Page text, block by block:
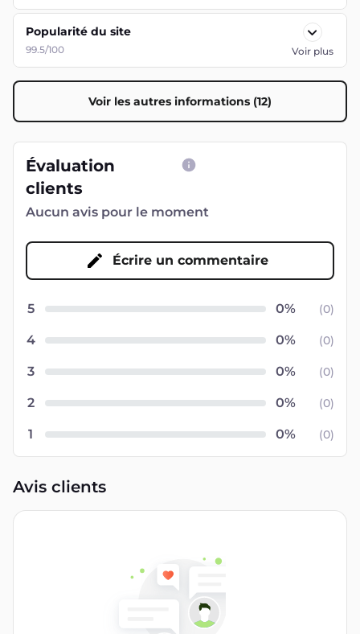
Popularité du site
99.5/100 Voir plus
Voir les autres informations (12)
Évaluation
clients
Aucun avis pour le moment
Écrire un commentaire
5 (0)
4 (0)
3 (0)
2 (0)
1 (0)
Avis clients